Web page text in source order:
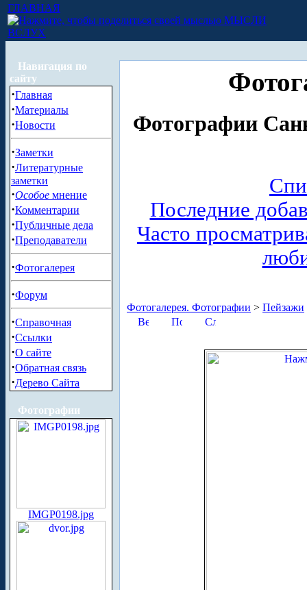
ГЛАВНАЯ
МЫСЛИ
ВСЛУХ
Навигация по
сайту
·Главная
·Материалы
·Новости
·Заметки
·Литературные
заметки
·Особое мнение
·Комментарии
·Публичные дела
·Преподаватели
·Фотогалерея
·Форум
·Справочная
·Ссылки
·О сайте
·Обратная связь
·Дерево Сайта
Фотографии
IMGP0198.jpg
Фотографии
Последние
Часто
Фотогалерея. Фотографии > Пейзажи